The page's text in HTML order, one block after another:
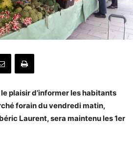
plaisir d’informer les habitants
forain du vendredi matin,
Laurent, sera maintenu les 1er